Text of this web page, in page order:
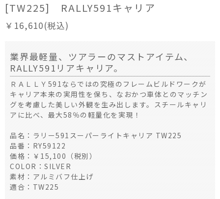
[TW225] RALLY591キャリア
￥16,610(税込)
業界最軽量、ツアラーのマストアイテム、
RALLY591リアキャリア。
ＲＡＬＬＹ591ならではの究極のフレームビルドワークが
キャリア本来の実用性を保ち、なおかつ車体とのマッチン
グを考慮した美しい外観を生み出します。スチールキャリ
アに比べ、最大58％の軽量化を実現！
品名：ラリー591スーパーライトキャリア TW225
品番：RY59122
価格：￥15,100（税別）
COLOR：SILVER
素材：アルミバフ仕上げ
適合：TW225